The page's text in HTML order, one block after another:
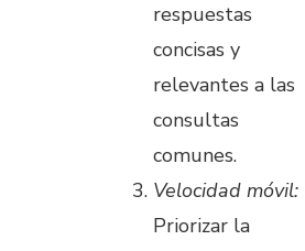
respuestas
concisas y
relevantes a las
consultas
comunes.
Velocidad móvil:
Priorizar la